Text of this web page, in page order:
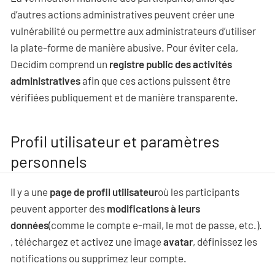
d’autres actions administratives peuvent créer une
vulnérabilité ou permettre aux administrateurs d’utiliser
la plate-forme de manière abusive. Pour éviter cela,
Decidim comprend un registre public des activités
administrativesafin que ces actions puissent être
vérifiées publiquement et de manière transparente.
Profil utilisateur et paramètres
personnels
Il y a une page de profil utilisateuroù les participants
peuvent apporter des modifications à leurs
données(comme le compte e-mail, le mot de passe, etc.).
, téléchargez et activez une image avatar, définissez les
notifications ou supprimez leur compte.